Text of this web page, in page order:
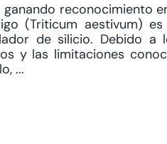
reconocimiento
(Triticum aestivum)
de silicio. Debido a
y las limitaciones
...